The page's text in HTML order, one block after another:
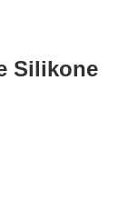
Silikone